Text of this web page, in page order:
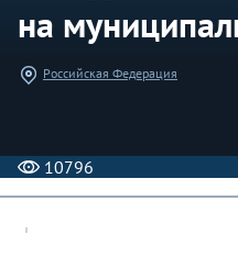
на
Российская Федерация
10796